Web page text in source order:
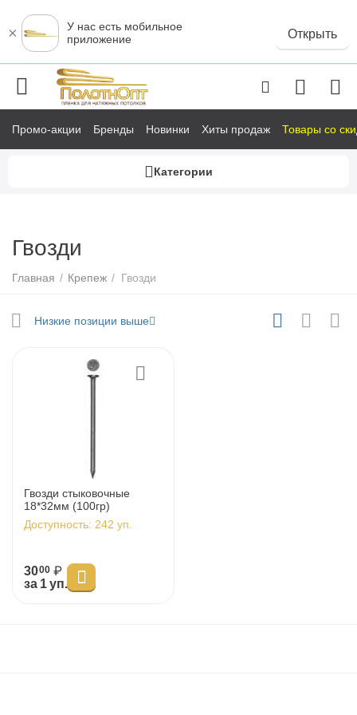
×
У нас есть мобильное
приложение
Открыть
Промо-акции Бренды Новинки Хиты продаж Товары со
Категории
Гвозди
Главная / Крепеж / Гвозди
Низкие позиции выше
Гвозди стыковочные
18*32мм (100гр)
Доступность: 242 уп.
3000 ₽
за 1 уп.